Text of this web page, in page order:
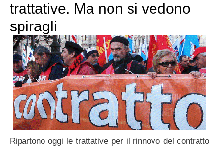
trattative. Ma non si vedono
spiragli
Ripartono oggi le trattative per il rinnovo del contratto